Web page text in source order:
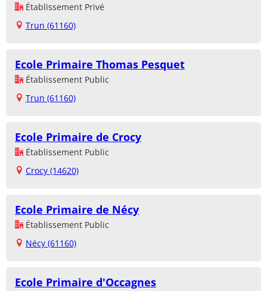
Établissement Privé
Trun (61160)
Ecole Primaire Thomas Pesquet
Établissement Public
Trun (61160)
Ecole Primaire de Crocy
Établissement Public
Crocy (14620)
Ecole Primaire de Nécy
Établissement Public
Nécy (61160)
Ecole Primaire d'Occagnes